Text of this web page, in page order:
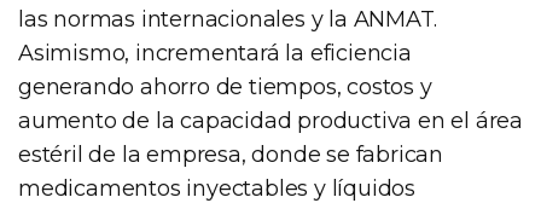
las normas internacionales y la ANMAT.
Asimismo, incrementará la eficiencia
generando ahorro de tiempos, costos y
aumento de la capacidad productiva en el área
estéril de la empresa, donde se fabrican
medicamentos inyectables y líquidos